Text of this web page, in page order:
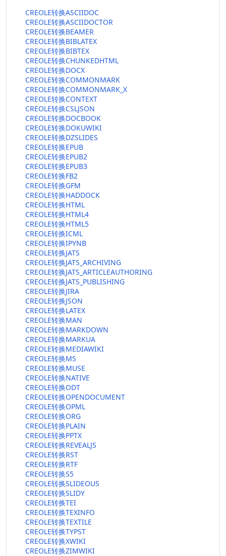
CREOLE转换ASCIIDOC
CREOLE转换ASCIIDOCTOR
CREOLE转换BEAMER
CREOLE转换BIBLATEX
CREOLE转换BIBTEX
CREOLE转换CHUNKEDHTML
CREOLE转换DOCX
CREOLE转换COMMONMARK
CREOLE转换COMMONMARK_X
CREOLE转换CONTEXT
CREOLE转换CSLJSON
CREOLE转换DOCBOOK
CREOLE转换DOKUWIKI
CREOLE转换DZSLIDES
CREOLE转换EPUB
CREOLE转换EPUB2
CREOLE转换EPUB3
CREOLE转换FB2
CREOLE转换GFM
CREOLE转换HADDOCK
CREOLE转换HTML
CREOLE转换HTML4
CREOLE转换HTML5
CREOLE转换ICML
CREOLE转换IPYNB
CREOLE转换JATS
CREOLE转换JATS_ARCHIVING
CREOLE转换JATS_ARTICLEAUTHORING
CREOLE转换JATS_PUBLISHING
CREOLE转换JIRA
CREOLE转换JSON
CREOLE转换LATEX
CREOLE转换MAN
CREOLE转换MARKDOWN
CREOLE转换MARKUA
CREOLE转换MEDIAWIKI
CREOLE转换MS
CREOLE转换MUSE
CREOLE转换NATIVE
CREOLE转换ODT
CREOLE转换OPENDOCUMENT
CREOLE转换OPML
CREOLE转换ORG
CREOLE转换PLAIN
CREOLE转换PPTX
CREOLE转换REVEALJS
CREOLE转换RST
CREOLE转换RTF
CREOLE转换S5
CREOLE转换SLIDEOUS
CREOLE转换SLIDY
CREOLE转换TEI
CREOLE转换TEXINFO
CREOLE转换TEXTILE
CREOLE转换TYPST
CREOLE转换XWIKI
CREOLE转换ZIMWIKI